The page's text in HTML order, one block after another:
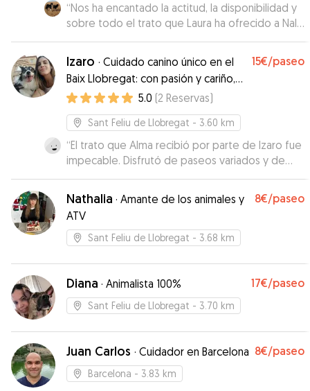
“Nos ha encantado la actitud, la disponibilidad y
sobre todo el trato que Laura ha ofrecido a Nala
y Nyx durante nuestra breve estancia en Sant
Feliu de Guíxols, y eso que Nyx se mostraba muy
asustadiza por la cantidad de gente y sonidos
de la Feria que había en las calles de la
población. Laura supo llevarla donde Nyx se
encontraba más relajada. Confiaremos de nuevo
en Laura la próxima vez que visitemos Sant Feliu
de Guíxols o alrededores.”
Izaro · Cuidado canino único en el
Baix Llobregat: con pasión y cariño,
como si fueran parte de mi familia."
15€/paseo
5.0 (2 Reservas)
Sant Feliu de Llobregat - 3.60 km
“El trato que Alma recibió por parte de Izaro fue
impecable. Disfrutó de paseos variados y de
calidad, justo lo que necesita y agradece. Izaro
se mantuvo en contacto conmigo de forma
constante, compartiendo fotos y vídeos que
mostraban cómo estaba yendo. Además, el
hecho de que Alma pudiera compartir tiempo
con otra perrita equilibrada y amigable hizo su
estancia aún más enriquecedora. Sin duda, fue un
gran acierto dejar a Alma bajo su cuidado. ✨✨✨
Nathalia · Amante de los animales y
ATV
8€/paseo
Sant Feliu de Llobregat - 3.68 km
Diana · Animalista 100% 17€/paseo
Sant Feliu de Llobregat - 3.70 km
Juan Carlos · Cuidador en Barcelona 8€/paseo
Barcelona - 3.83 km